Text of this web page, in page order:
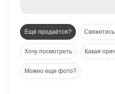
Ещё продаётся?
Хочу посмотреть Какая
Можно еще фото?